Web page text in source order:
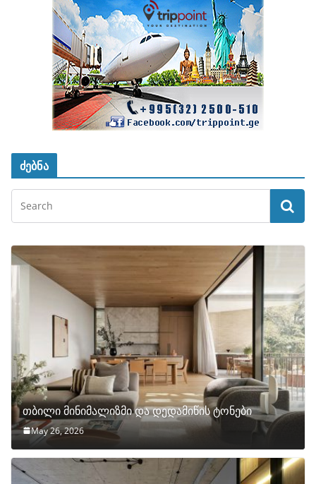
ძებნა
თბილი მინიმალიზმი და დედამიწის ტონები
May 26, 2026